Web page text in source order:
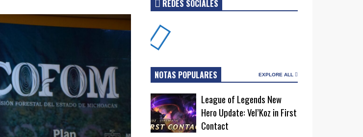
REDES SOCIALES
NOTAS POPULARES EXPLORE ALL
League of Legends New
Hero Update: Vel’Koz in First
Contact